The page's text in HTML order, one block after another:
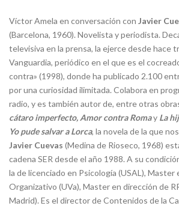
Víctor Amela en conversación con Javier
(Barcelona, 1960). Novelista y periodista.
televisiva en la prensa, la ejerce desde hace
Vanguardia, periódico en el que es el
contra» (1998), donde ha publicado 2.100
por una curiosidad ilimitada. Colabora en
radio, y es también autor de, entre otras
cátaro imperfecto, Amor contra Romay La
Yo pude salvar a Lorca, la novela de la que
Javier Cuevas (Medina de Rioseco, 1968)
cadena SER desde el año 1988. A su
la de licenciado en Psicología (USAL), Master
Organizativo (UVa), Master en dirección de
Madrid). Es el director de Contenidos de la